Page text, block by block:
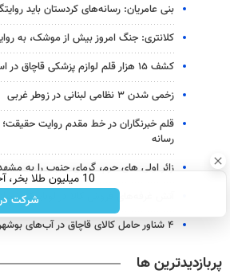
بنی عامریان: رسانه‌های کردستان باید
کلانتری: جنگ امروز بیش از موشک، به
کشف ۱۵ هزار قلم لوازم پزشکی قاچاق در اسلامشهر
زخمی شدن ۳ نظامی لبنانی در زوطر غربی
قلم خبرنگاران در خط مقدم روایت حقیقت؛
رسانه
زائر اولی های حرم، گرمای جنوب را به
آتش غرفه‌های فروش کالا در لوناپارک
۴ شناور حامل کالای قاچاق در آب‌های بوشهر توقیف شد
پربازدیدترین ها
10 میلیون طلا بخر، آخر ماه 2 برابرشو ببر🔥
شرکت